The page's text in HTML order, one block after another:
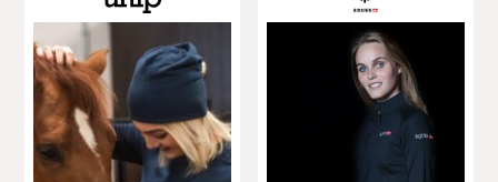
här
produkten
har
flera
varianter.
här